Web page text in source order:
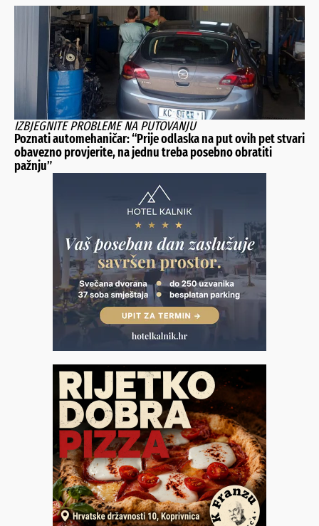
IZBJEGNITE PROBLEME NA PUTOVANJU
Poznati automehaničar: “Prije odlaska na put ovih pet stvari
obavezno provjerite, na jednu treba posebno obratiti
pažnju”